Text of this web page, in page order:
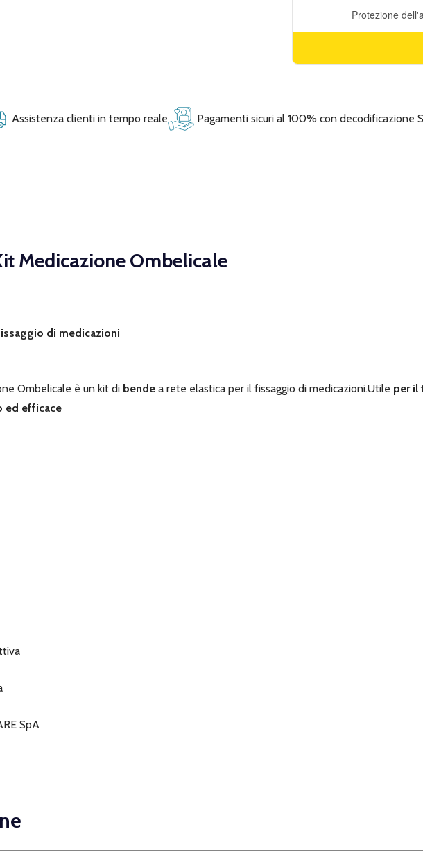
Assistenza clienti in tempo reale Pagamenti sicuri al 100% con decodificazione
Medicazione Ombelicale
di medicazioni
Ombelicale è un kit di bende a rete elastica per il fissaggio di medicazioni.Utile per il
ed efficace
SpA